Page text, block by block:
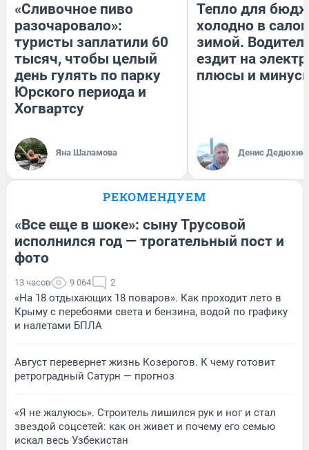
«Сливочное пиво
разочаровало»:
туристы заплатили 60
тысяч, чтобы целый
день гулять по парку
Юрского периода и
Хогвартсу
Яна Шаламова
Тепло для
холодно в
зимой.
ездит на
плюсы и
Денис Дедюхин
РЕКОМЕНДУЕМ
«Все еще в шоке»: сыну Трусовой
исполнился год — трогательный пост и
фото
13 часов 9 064 2
«На 18 отдыхающих 18 поваров». Как проходит лето в
Крыму с перебоями света и бензина, водой по графику
и налетами БПЛА
Август перевернет жизнь Козерогов. К чему готовит
ретроградный Сатурн — прогноз
«Я не жалуюсь». Строитель лишился рук и ног и стал
звездой соцсетей: как он живет и почему его семью
искал весь Узбекистан